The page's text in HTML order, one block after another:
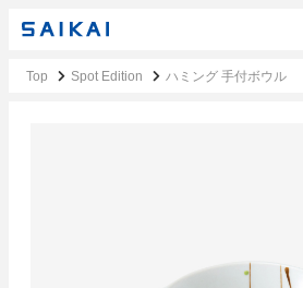
Top Spot Edition ハミング 手付ボウル